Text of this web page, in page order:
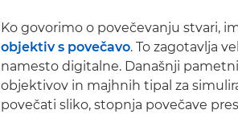
Ko govorimo o povečevanju stvari,
objektiv s povečavo. To zagotavlja
namesto digitalne. Današnji
objektivov in majhnih tipal za
povečati sliko, stopnja povečave